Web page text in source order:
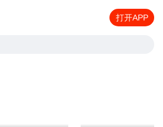
打开APP